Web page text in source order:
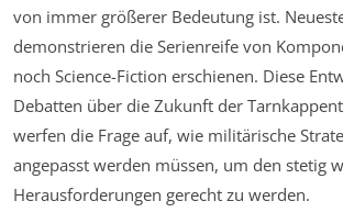
von immer größerer Bedeutung ist.
demonstrieren die Serienreife von
noch Science-Fiction erschienen. Diese
Debatten über die Zukunft der
werfen die Frage auf, wie militärische
angepasst werden müssen, um den stetig
Herausforderungen gerecht zu werden.